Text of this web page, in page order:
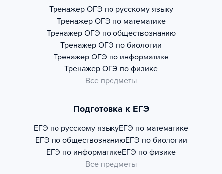
Тренажер ОГЭ по русскому языку
Тренажер ОГЭ по математике
Тренажер ОГЭ по обществознанию
Тренажер ОГЭ по биологии
Тренажер ОГЭ по информатике
Тренажер ОГЭ по физике
Все предметы
Подготовка к ЕГЭ
ЕГЭ по русскому языкуЕГЭ по математике
ЕГЭ по обществознаниюЕГЭ по биологии
ЕГЭ по информатикеЕГЭ по физике
Все предметы